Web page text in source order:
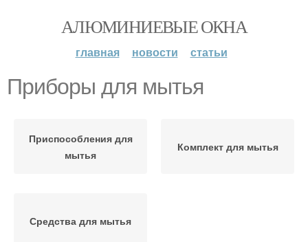
АЛЮМИНИЕВЫЕ ОКНА
главная новости статьи
Приборы для мытья
Приспособления для
мытья
Комплект для мытья
Средства для мытья